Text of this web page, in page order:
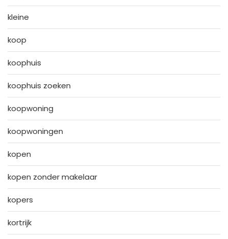
kleine
koop
koophuis
koophuis zoeken
koopwoning
koopwoningen
kopen
kopen zonder makelaar
kopers
kortrijk